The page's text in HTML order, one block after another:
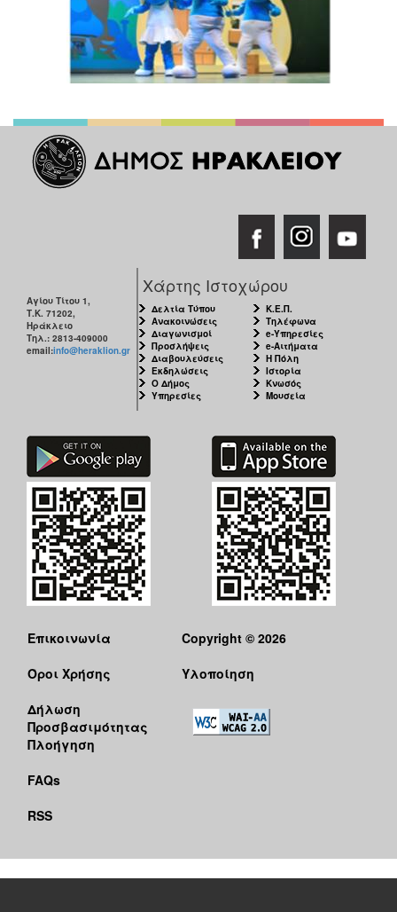
Αγίου Τίτου 1,
Τ.Κ. 71202,
Ηράκλειο
Τηλ.: 2813-409000
email:info@heraklion.gr
Χάρτης Ιστοχώρου
Δελτία Τύπου
Ανακοινώσεις
Διαγωνισμοί
Προσλήψεις
Διαβουλεύσεις
Εκδηλώσεις
Ο Δήμος
Υπηρεσίες
Κ.Ε.Π.
Τηλέφωνα
e-Υπηρεσίες
e-Αιτήματα
Η Πόλη
Ιστορία
Κνωσός
Μουσεία
Επικοινωνία
Όροι Χρήσης
Δήλωση
Προσβασιμότητας
Πλοήγηση
FAQs
RSS
Copyright © 2026
Υλοποίηση